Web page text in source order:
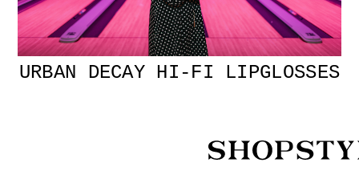
URBAN DECAY HI-FI LIPGLOSSES